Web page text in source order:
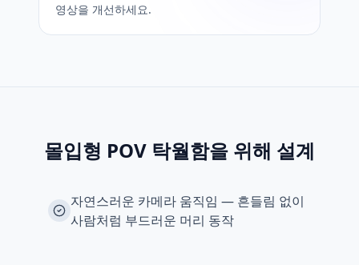
영상을 개선하세요.
몰입형 POV 탁월함을 위해 설계
자연스러운 카메라 움직임 — 흔들림 없이
사람처럼 부드러운 머리 동작